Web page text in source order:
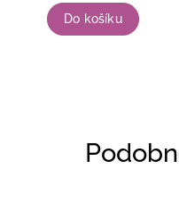
Do košíku